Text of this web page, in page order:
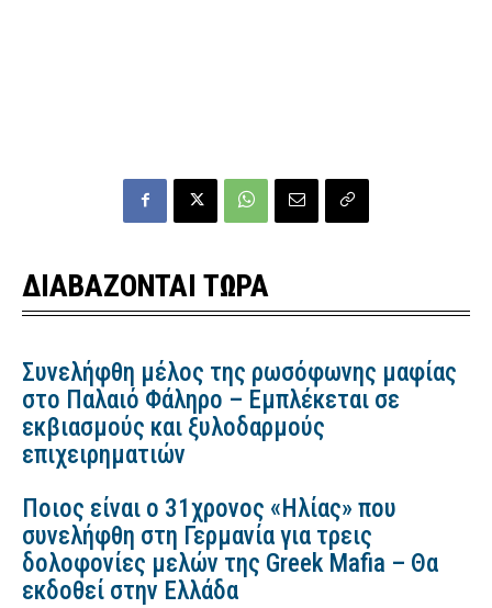
ΔΙΑΒΑΖΟΝΤΑΙ ΤΩΡΑ
Συνελήφθη μέλος της ρωσόφωνης μαφίας
στο Παλαιό Φάληρο – Εμπλέκεται σε
εκβιασμούς και ξυλοδαρμούς
επιχειρηματιών
Ποιος είναι ο 31χρονος «Ηλίας» που
συνελήφθη στη Γερμανία για τρεις
δολοφονίες μελών της Greek Mafia – Θα
εκδοθεί στην Ελλάδα